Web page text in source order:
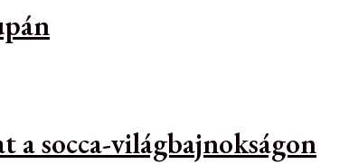
socca-világbajnokságon